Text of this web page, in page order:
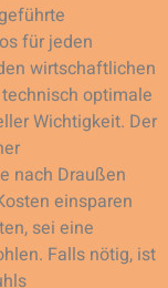
für jeden
wirtschaftlichen
optimale
Wichtigkeit. Der
nach Draußen
einsparen
sei eine
Falls nötig, ist